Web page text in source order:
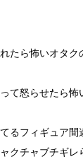
たら怖いオタク
て怒らせたら怖
るフィギュア
クチャブチギレ